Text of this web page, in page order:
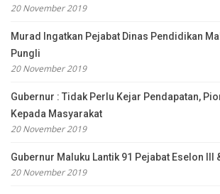
20 November 2019
Murad Ingatkan Pejabat Dinas Pendidikan
Pungli
20 November 2019
Gubernur : Tidak Perlu Kejar Pendapatan,
Kepada Masyarakat
20 November 2019
Gubernur Maluku Lantik 91 Pejabat Eselon III
20 November 2019